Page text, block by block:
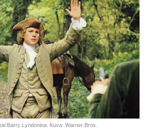
Barry Lyndonina. Kuva: Warner Bros.